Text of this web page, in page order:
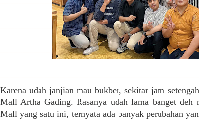
Karena udah janjian mau bukber, sekitar jam
Mall Artha Gading. Rasanya udah lama banget deh
Mall yang satu ini, ternyata ada banyak perubahan